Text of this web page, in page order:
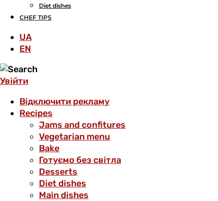
Diet dishes
CHEF TIPS
UA
EN
Увійти
Відключити рекламу
Recipes
Jams and confitures
Vegetarian menu
Bake
Готуємо без світла
Desserts
Diet dishes
Main dishes